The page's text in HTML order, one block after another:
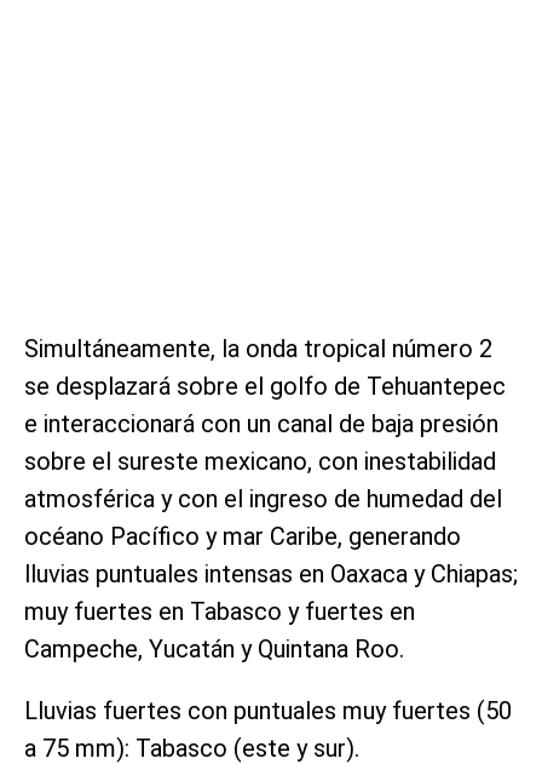
Simultáneamente, la onda tropical número 2
se desplazará sobre el golfo de Tehuantepec
e interaccionará con un canal de baja presión
sobre el sureste mexicano, con inestabilidad
atmosférica y con el ingreso de humedad del
océano Pacífico y mar Caribe, generando
lluvias puntuales intensas en Oaxaca y Chiapas;
muy fuertes en Tabasco y fuertes en
Campeche, Yucatán y Quintana Roo.
Lluvias fuertes con puntuales muy fuertes (50
a 75 mm): Tabasco (este y sur).